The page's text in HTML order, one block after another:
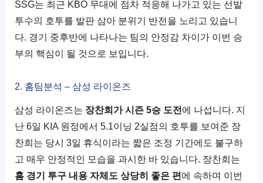
SSG는 최근 KBO 무대에 점차 적응해 나가고 있는 선발
투수의 호투를 발판 삼아 분위기 반전을 노리고 있습니
다. 경기 중후반에 나타나는 팀의 안정감 차이가 이번 승
부의 핵심이 될 것으로 보입니다.
2. 홈팀분석 – 삼성 라이온즈
삼성 라이온즈는 장찬희가 시즌 5승 도전에 나섭니다. 지
난 6일 KIA 원정에서 5.1이닝 2실점의 호투를 보여준 장
찬희는 당시 3일 휴식이라는 짧은 조정 기간에도 불구하
고 매우 안정적인 모습을 과시한 바 있습니다. 장찬희는
홈 경기 투구 내용 자체도 상당히 좋은 편에 속하며 이번